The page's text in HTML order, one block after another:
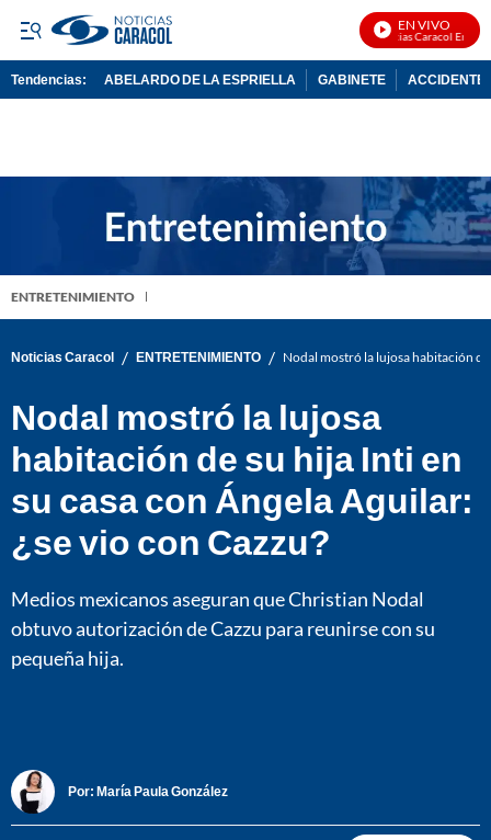
EN VIVO
Noticias Caracol En Vivo
Tendencias: ABELARDO DE LA ESPRIELLA GABINETE ACCIDENTE
ENTRETENIMIENTO
Noticias Caracol / ENTRETENIMIENTO / Nodal mostró la lujosa habitación
Nodal mostró la lujosa
habitación de su hija Inti en
su casa con Ángela Aguilar:
¿se vio con Cazzu?
Medios mexicanos aseguran que Christian Nodal
obtuvo autorización de Cazzu para reunirse con su
pequeña hija.
Por: María Paula González